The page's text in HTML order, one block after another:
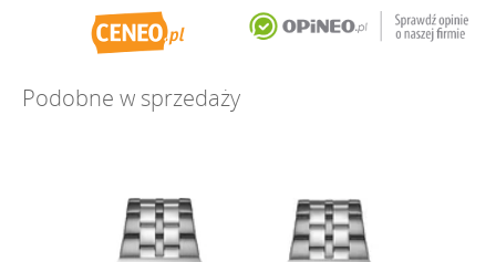
Podobne w sprzedaży